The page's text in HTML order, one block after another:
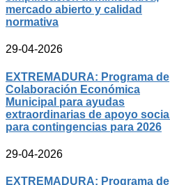
mercado abierto y calidad
normativa
29-04-2026
EXTREMADURA: Programa de
Colaboración Económica
Municipal para ayudas
extraordinarias de apoyo social
para contingencias para 2026
29-04-2026
EXTREMADURA: Programa de